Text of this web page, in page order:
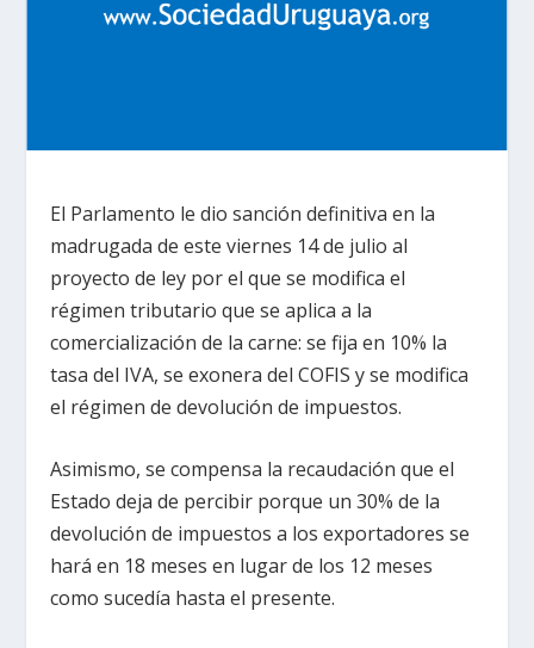
El Parlamento le dio sanción definitiva en la
madrugada de este viernes 14 de julio al
proyecto de ley por el que se modifica el
régimen tributario que se aplica a la
comercialización de la carne: se fija en 10% la
tasa del IVA, se exonera del COFIS y se modifica
el régimen de devolución de impuestos.
Asimismo, se compensa la recaudación que el
Estado deja de percibir porque un 30% de la
devolución de impuestos a los exportadores se
hará en 18 meses en lugar de los 12 meses
como sucedía hasta el presente.